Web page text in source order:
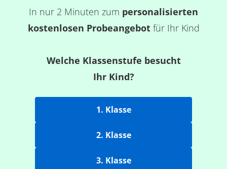
In nur 2 Minuten zum personalisierten
kostenlosen Probeangebotfür Ihr Kind
Welche Klassenstufe besucht
Ihr Kind?
1. Klasse
2. Klasse
3. Klasse